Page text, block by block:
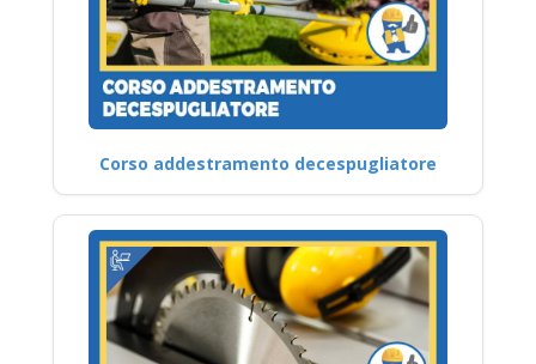
Corso addestramento decespugliatore